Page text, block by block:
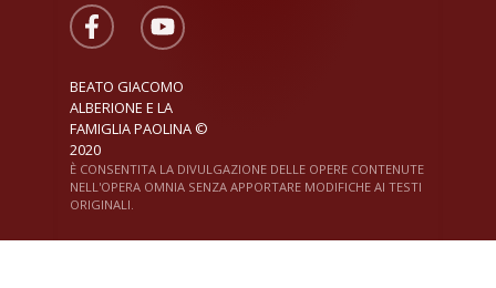
BEATO GIACOMO
ALBERIONE E LA
FAMIGLIA PAOLINA ©
2020
È CONSENTITA LA DIVULGAZIONE DELLE OPERE CONTENUTE
NELL'OPERA OMNIA SENZA APPORTARE MODIFICHE AI TESTI
ORIGINALI.